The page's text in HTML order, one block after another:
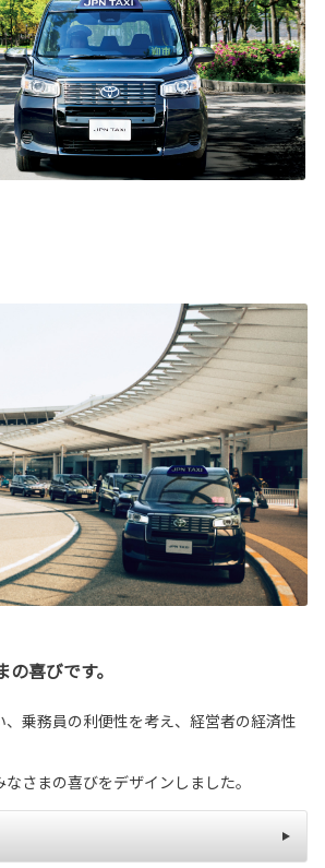
喜びです。
、乗務員の利便性を考え、経営者の経済性
さまの喜びをデザインしました。